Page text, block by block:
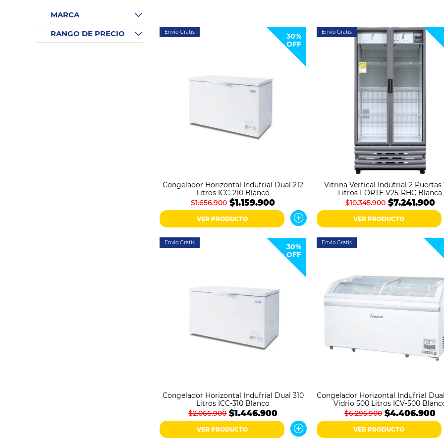
Combos
Herramientas
Cuidado
MARCA
RANGO DE PRECIO
Envío Gratis
30%
OFF
Congelador Horizontal Indufrial Dual 212
Litros ICC-210 Blanco
$1.656.900 $1.159.900
VER PRODUCTO
Envío Gratis
Vitrina Vertical Indufrial 2 Puertas
Litros FORTE V25-RHC Blanca
$10.345.900 $7.241.900
VER PRODUCTO
Envío Gratis
30%
OFF
Congelador Horizontal Indufrial Dual 310
Litros ICC-310 Blanco
$2.066.900 $1.446.900
VER PRODUCTO
Envío Gratis
Congelador Horizontal Indufrial
Vidrio 500 Litros ICV-500
$6.295.900 $4.406.900
VER PRODUCTO